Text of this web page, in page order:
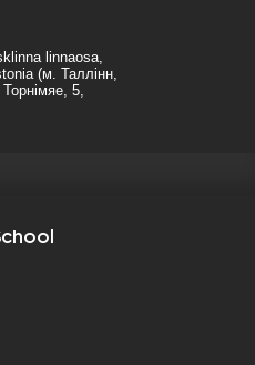
linnaosa,
(м. Таллінн,
5,